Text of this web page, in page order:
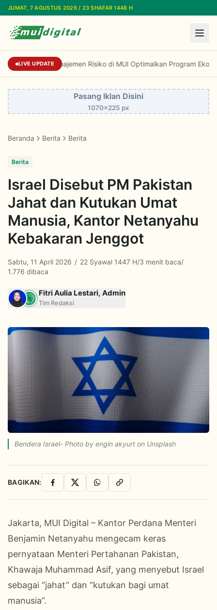
Lewati ke konten utama
JUMAT, 7 AGUSTUS 2026 / 23 SHAFAR 1448 H
LIVE UPDATE
Pelatihan Manajemen Risiko di MUI Optimalkan Program Ekonomi
Pasang Iklan Disini
1070x225 px
Beranda Berita Berita
Berita
Israel Disebut PM Pakistan
Jahat dan Kutukan Umat
Manusia, Kantor Netanyahu
Kebakaran Jenggot
Sabtu, 11 April 2026 / 22 Syawal 1447 H/3 menit baca/
1.776 dibaca
Fitri Aulia Lestari, Admin
Tim Redaksi
Bendera Israel- Photo by engin akyurt on Unsplash
BAGIKAN: Facebook
X WhatsAppSalin Link
Jakarta, MUI Digital – Kantor Perdana Menteri
Benjamin Netanyahu mengecam keras
pernyataan Menteri Pertahanan Pakistan,
Khawaja Muhammad Asif, yang menyebut Israel
sebagai “jahat” dan “kutukan bagi umat
manusia”.